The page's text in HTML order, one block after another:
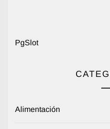
PgSlot
Alimentación